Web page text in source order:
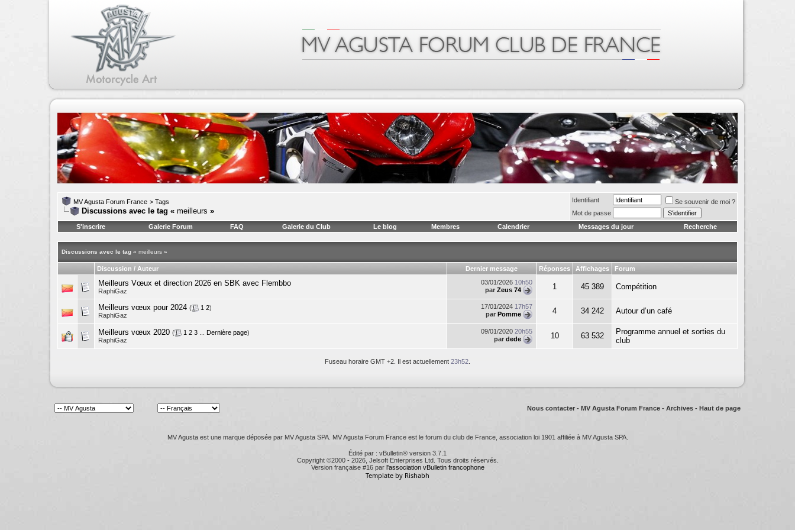
MV Agusta Forum France > Tags
Discussions avec le tag « meilleurs »
Identifiant
Se souvenir de moi ?
Mot de passe
S'inscrire
Galerie Forum FAQ Galerie du Club Le blog Membres Calendrier Messages du jour Recherche
Discussions avec le tag « meilleurs »
Discussion / Auteur Dernier message Réponses Affichages Forum
Meilleurs Vœux et direction 2026 en SBK avec Flembbo
RaphiGaz
03/01/2026 10h50
par Zeus 74 1 45 389 Compétition
Meilleurs vœux pour 2024 ( 1 2)
RaphiGaz
17/01/2024 17h57
par Pomme 4 34 242 Autour d’un café
Meilleurs vœux 2020 ( 1 2 3 Dernière page)
RaphiGaz
09/01/2020 20h55
par dede 10 63 532
Programme annuel et sorties du
club
Fuseau horaire GMT +2. Il est actuellement 23h52
Nous contacter - MV Agusta Forum France - Archives - Haut de page
MV Agusta est une marque déposée par MV Agusta SPA. MV Agusta Forum France est le forum du club de France, association loi 1901 affiliée à MV Agusta SPA.
Édité par : vBulletin® version 3.7.1
Copyright ©2000 - 2026, Jelsoft Enterprises Ltd. Tous droits réservés.
Version française #16 par l'association vBulletin francophone
Template by Rishabh